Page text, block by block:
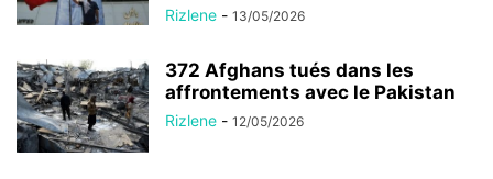
Rizlene - 13/05/2026
372 Afghans tués dans les
affrontements avec le Pakistan
Rizlene - 12/05/2026